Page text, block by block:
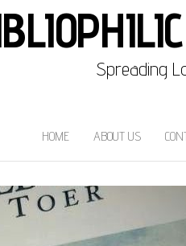
Spreading
HOME ABOUT US